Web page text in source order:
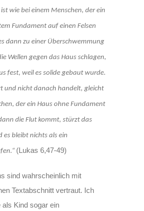
wie bei einem Menschen, der ein
Fundament auf einen Felsen
dann zu einer Überschwemmung
Wellen gegen das Haus schlagen,
fest, weil es solide gebaut wurde.
und nicht danach handelt, gleicht
der ein Haus ohne Fundament
die Flut kommt, stürzt das
es bleibt nichts als ein
(Lukas 6,47-49)
sind wahrscheinlich mit
Textabschnitt vertraut. Ich
als Kind sogar ein